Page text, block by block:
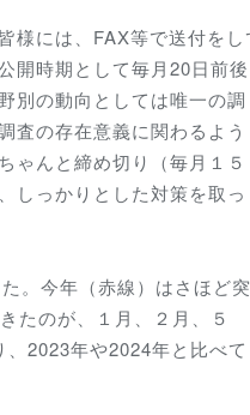
様には、FAX等で送付をし
開時期として毎月20日前後
別の動向としては唯一の調
査の存在意義に関わるよう
ゃんと締め切り（毎月１５
しっかりとした対策を取っ
。今年（赤線）はさほど突
たのが、１月、２月、５
2023年や2024年と比べて